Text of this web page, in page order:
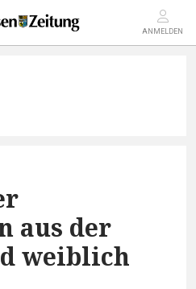
ANMELDEN
aus der
weiblich